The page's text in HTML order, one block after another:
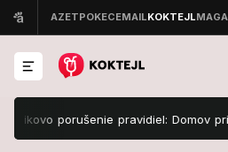
porušenie pravidiel: Domov prišiel